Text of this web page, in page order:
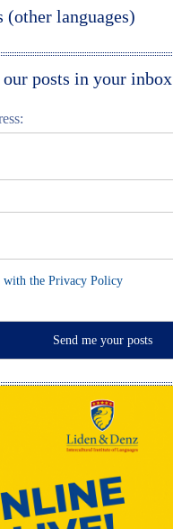
entdecken
(other languages)
our posts in your inbox
with the Privacy Policy